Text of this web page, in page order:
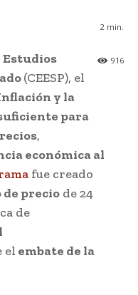
2 min.
916
Estudios
(CEESP), el
y la
para
,
económica al
fue creado
precio de 24
de
el embate de la